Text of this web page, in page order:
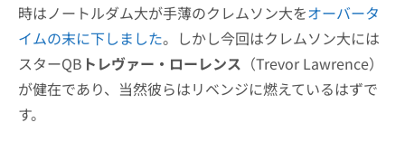
時はノートルダム大が手薄のクレムソン大をオーバータ
イムの末に下しました。しかし今回はクレムソン大には
スターQB トレヴァー・ローレンス （Trevor Lawrence）
が健在であり、当然彼らはリベンジに燃えているはずで
す。